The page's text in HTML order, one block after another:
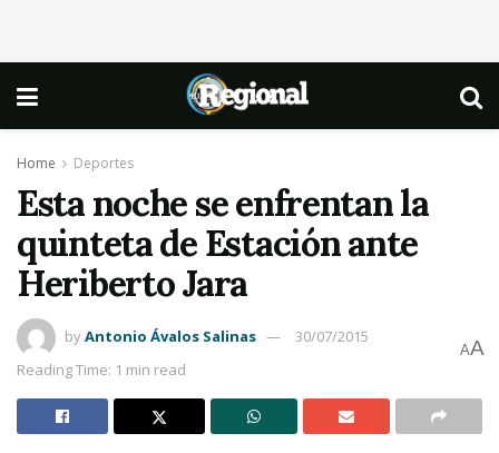
Home Deportes
Esta noche se enfrentan la
quinteta de Estación ante
Heriberto Jara
byAntonio Ávalos Salinas
30/07/2015
Reading Time: 1 min read
AA